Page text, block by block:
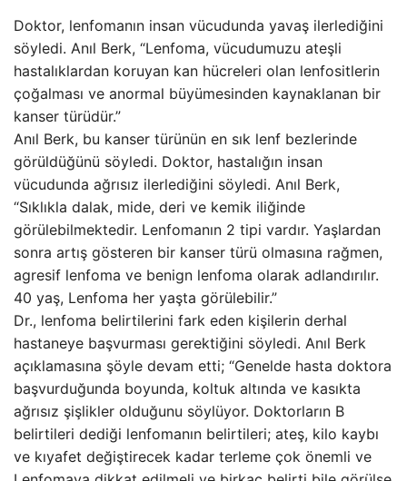
Doktor, lenfomanın insan vücudunda yavaş ilerlediğini
söyledi. Anıl Berk, “Lenfoma, vücudumuzu ateşli
hastalıklardan koruyan kan hücreleri olan lenfositlerin
çoğalması ve anormal büyümesinden kaynaklanan bir
kanser türüdür.”
Anıl Berk, bu kanser türünün en sık lenf bezlerinde
görüldüğünü söyledi. Doktor, hastalığın insan
vücudunda ağrısız ilerlediğini söyledi. Anıl Berk,
“Sıklıkla dalak, mide, deri ve kemik iliğinde
görülebilmektedir. Lenfomanın 2 tipi vardır. Yaşlardan
sonra artış gösteren bir kanser türü olmasına rağmen,
agresif lenfoma ve benign lenfoma olarak adlandırılır.
40 yaş, Lenfoma her yaşta görülebilir.”
Dr., lenfoma belirtilerini fark eden kişilerin derhal
hastaneye başvurması gerektiğini söyledi. Anıl Berk
açıklamasına şöyle devam etti; “Genelde hasta doktora
başvurduğunda boyunda, koltuk altında ve kasıkta
ağrısız şişlikler olduğunu söylüyor. Doktorların B
belirtileri dediği lenfomanın belirtileri; ateş, kilo kaybı
ve kıyafet değiştirecek kadar terleme çok önemli ve